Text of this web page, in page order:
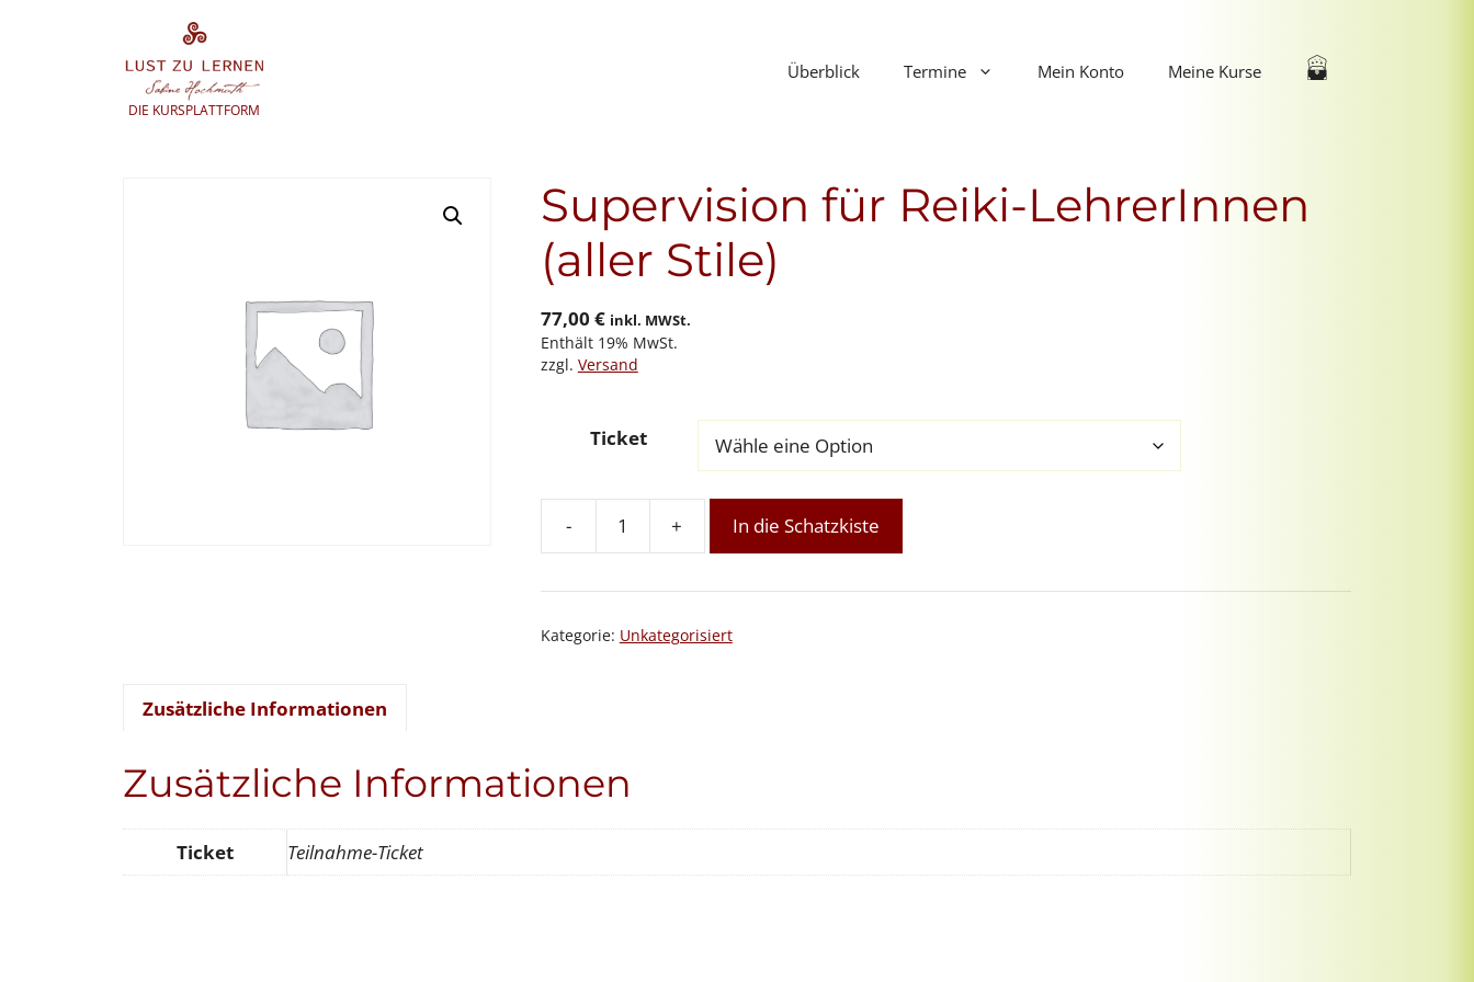
DIE KURSPLATTFORM
Überblick Termine Mein Konto Meine Kurse
Supervision für Reiki-LehrerInnen
(aller Stile)
77,00 € inkl. MWSt.
Enthält 19% MwSt.
zzgl. Versand
Ticket
-
Supervision
Reiki-
(aller
+ In die Schatzkiste
Kategorie: Unkategorisiert
Zusätzliche Informationen
Zusätzliche Informationen
Ticket Teilnahme-Ticket